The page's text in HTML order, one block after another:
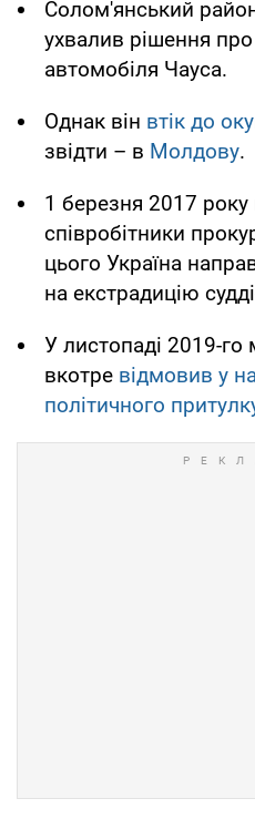
Солом'янський
ухвалив рішення
автомобіля Чауса.
Однак він втік до
звідти – в Молдову.
1 березня 2017
співробітники
цього Україна
на екстрадицію
У листопаді 2019-
вкотре відмовив у
політичного